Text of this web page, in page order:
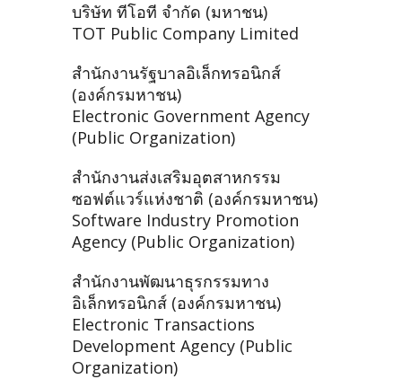
บริษัท ทีโอที จำกัด (มหาชน)
TOT Public Company Limited
สำนักงานรัฐบาลอิเล็กทรอนิกส์
(องค์กรมหาชน)
Electronic Government Agency
(Public Organization)
สำนักงานส่งเสริมอุตสาหกรรม
ซอฟต์แวร์แห่งชาติ (องค์กรมหาชน)
Software Industry Promotion
Agency (Public Organization)
สำนักงานพัฒนาธุรกรรมทาง
อิเล็กทรอนิกส์ (องค์กรมหาชน)
Electronic Transactions
Development Agency (Public
Organization)